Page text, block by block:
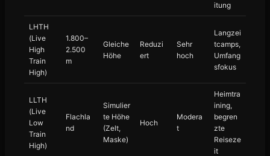
itung
LHTH
(Live
High
Train
High)
1.800–
2.500
m
Gleiche
Höhe
Reduzi
ert
Sehr
hoch
Langzei
tcamps,
Umfang
sfokus
LLTH
(Live
Low
Train
High)
Flachla
nd
Simulier
te Höhe
(Zelt,
Maske)
Hoch
Modera
t
Heimtra
ining,
begren
zte
Reiseze
it